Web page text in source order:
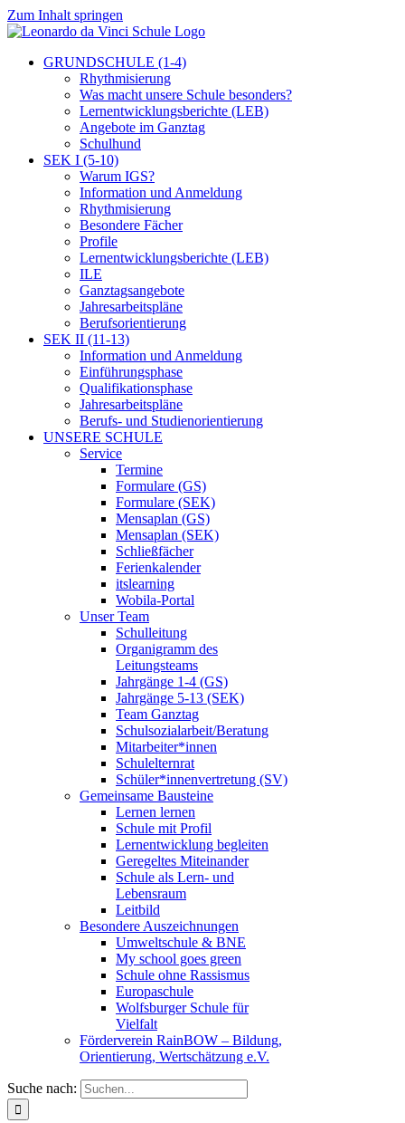
Zum Inhalt springen
GRUNDSCHULE (1-4)
Rhythmisierung
Was macht unsere Schule besonders?
Lernentwicklungsberichte (LEB)
Angebote im Ganztag
Schulhund
SEK I (5-10)
Warum IGS?
Information und Anmeldung
Rhythmisierung
Besondere Fächer
Profile
Lernentwicklungsberichte (LEB)
ILE
Ganztagsangebote
Jahresarbeitspläne
Berufsorientierung
SEK II (11-13)
Information und Anmeldung
Einführungsphase
Qualifikationsphase
Jahresarbeitspläne
Berufs- und Studienorientierung
UNSERE SCHULE
Service
Termine
Formulare (GS)
Formulare (SEK)
Mensaplan (GS)
Mensaplan (SEK)
Schließfächer
Ferienkalender
itslearning
Wobila-Portal
Unser Team
Schulleitung
Organigramm des
Leitungsteams
Jahrgänge 1-4 (GS)
Jahrgänge 5-13 (SEK)
Team Ganztag
Schulsozialarbeit/Beratung
Mitarbeiter*innen
Schulelternrat
Schüler*innenvertretung (SV)
Gemeinsame Bausteine
Lernen lernen
Schule mit Profil
Lernentwicklung begleiten
Geregeltes Miteinander
Schule als Lern- und
Lebensraum
Leitbild
Besondere Auszeichnungen
Umweltschule & BNE
My school goes green
Schule ohne Rassismus
Europaschule
Wolfsburger Schule für
Vielfalt
Förderverein RainBOW – Bildung,
Orientierung, Wertschätzung e.V.
Suche nach: